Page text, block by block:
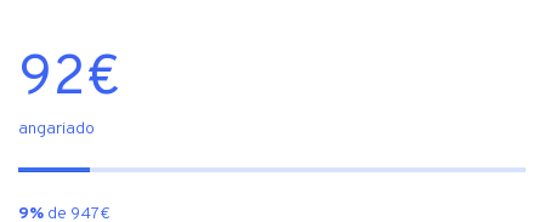
92€
angariado
9% de 947€